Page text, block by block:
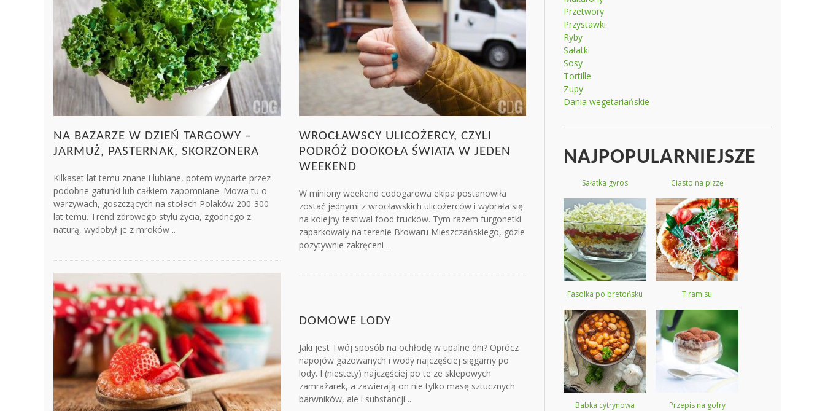
NA BAZARZE W DZIEŃ TARGOWY –
JARMUŻ, PASTERNAK, SKORZONERA
Kilkaset lat temu znane i lubiane, potem wyparte przez
podobne gatunki lub całkiem zapomniane. Mowa tu o
warzywach, goszczących na stołach Polaków 200-300
lat temu. Trend zdrowego stylu życia, zgodnego z
naturą, wydobył je z mroków ..
WROCŁAWSCY ULICOŻERCY, CZYLI
PODRÓŻ DOOKOŁA ŚWIATA W JEDEN
WEEKEND
W miniony weekend codogarowa ekipa postanowiła
zostać jednymi z wrocławskich ulicożerców i wybrała się
na kolejny festiwal food trucków. Tym razem furgonetki
zaparkowały na terenie Browaru Mieszczańskiego, gdzie
pozytywnie zakręceni ..
DOMOWE LODY
Jaki jest Twój sposób na ochłodę w upalne dni? Oprócz
napojów gazowanych i wody najczęściej sięgamy po
lody. I (niestety) najczęściej po te ze sklepowych
zamrażarek, a zawierają on nie tylko masę sztucznych
barwników, ale i substancji ..
Przetwory
Przystawki
Ryby
Sałatki
Sosy
Tortille
Zupy
Dania wegetariańskie
NAJPOPULARNIEJSZE
Sałatka gyros Ciasto na pizzę
Fasolka po bretońsku Tiramisu
Babka cytrynowa Przepis na gofry